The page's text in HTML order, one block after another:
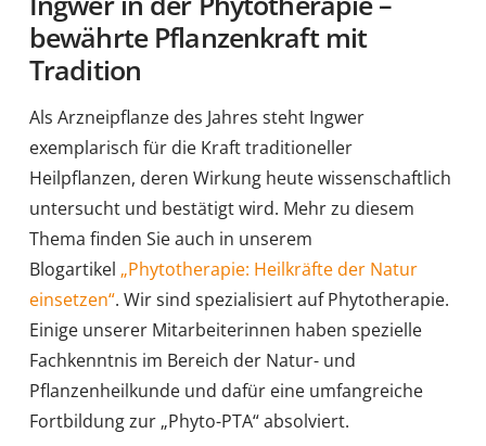
bewährte Pflanzenkraft mit
Tradition
Als Arzneipflanze des Jahres steht Ingwer
exemplarisch für die Kraft traditioneller
Heilpflanzen, deren Wirkung heute wissenschaftlich
untersucht und bestätigt wird. Mehr zu diesem
Thema finden Sie auch in unserem
Blogartikel „Phytotherapie: Heilkräfte der Natur
einsetzen“. Wir sind spezialisiert auf Phytotherapie.
Einige unserer Mitarbeiterinnen haben spezielle
Fachkenntnis im Bereich der Natur- und
Pflanzenheilkunde und dafür eine umfangreiche
Fortbildung zur „Phyto-PTA“ absolviert.